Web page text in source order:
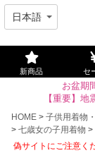
新商品 セ
お盆期
【重要】
HOME
子供用着物
七歳女の子用着物
偽サイトにご注意く